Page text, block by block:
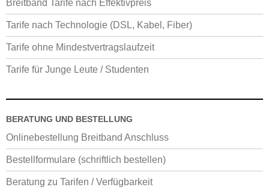
Breitband Tarife nach Effektivpreis
Tarife nach Technologie (DSL, Kabel, Fiber)
Tarife ohne Mindestvertragslaufzeit
Tarife für Junge Leute / Studenten
BERATUNG UND BESTELLUNG
Onlinebestellung Breitband Anschluss
Bestellformulare (schriftlich bestellen)
Beratung zu Tarifen / Verfügbarkeit